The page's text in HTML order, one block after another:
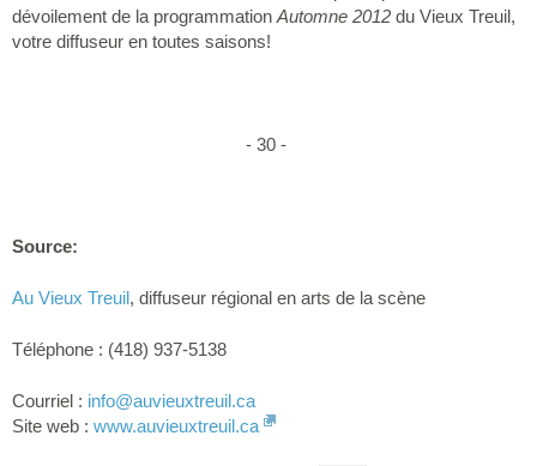
dévoilement de la programmation Automne 2012 du Vieux Treuil,
votre diffuseur en toutes saisons!
- 30 -
Source:
Au Vieux Treuil, diffuseur régional en arts de la scène
Téléphone : (418) 937-5138
Courriel : info@auvieuxtreuil.ca
Site web : www.auvieuxtreuil.ca